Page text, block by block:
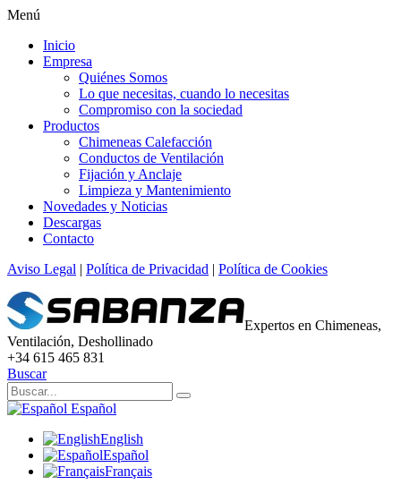
Menú
Inicio
Empresa
Quiénes Somos
Lo que necesitas, cuando lo necesitas
Compromiso con la sociedad
Productos
Chimeneas Calefacción
Conductos de Ventilación
Fijación y Anclaje
Limpieza y Mantenimiento
Novedades y Noticias
Descargas
Contacto
Aviso Legal | Política de Privacidad | Política de Cookies
Expertos en Chimeneas,
Ventilación, Deshollinado
+34 615 465 831
Buscar
Español
English
Español
Français